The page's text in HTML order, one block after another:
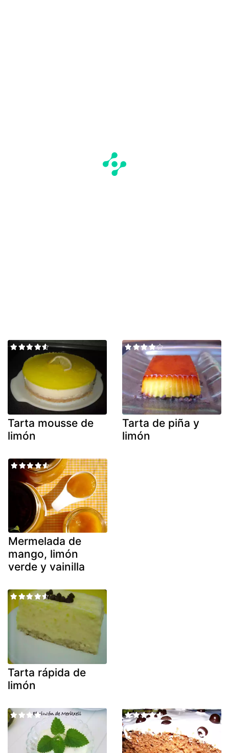
Tarta mousse de
limón
Tarta de piña y
limón
Mermelada de
mango, limón
verde y vainilla
Tarta rápida de
limón